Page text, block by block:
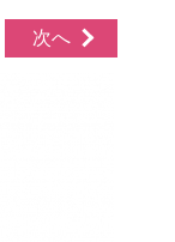
次へ